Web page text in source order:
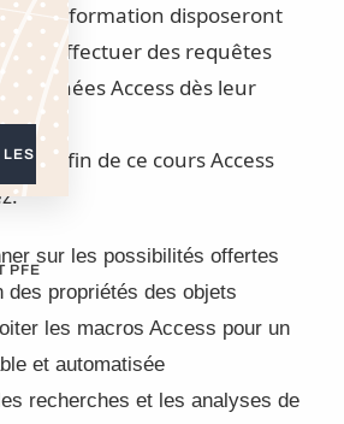
PFE
cette formation disposeront
pour effectuer des requêtes
données Access dès leur
à la fin de ce cours Access
sur les possibilités offertes
des propriétés des objets
les macros Access pour un
et automatisée
recherches et les analyses de